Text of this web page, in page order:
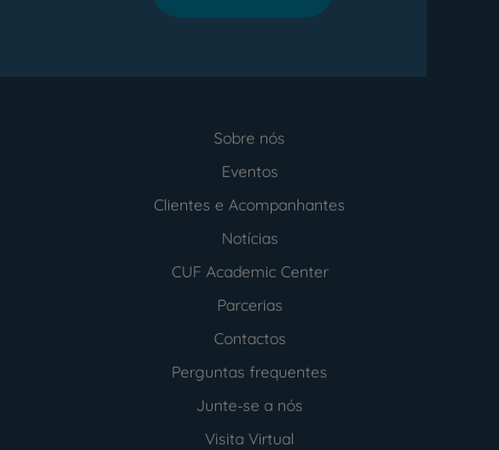
Sobre nós
Eventos
Clientes e Acompanhantes
Notícias
CUF Academic Center
Parcerias
Contactos
Perguntas frequentes
Junte-se a nós
Visita Virtual